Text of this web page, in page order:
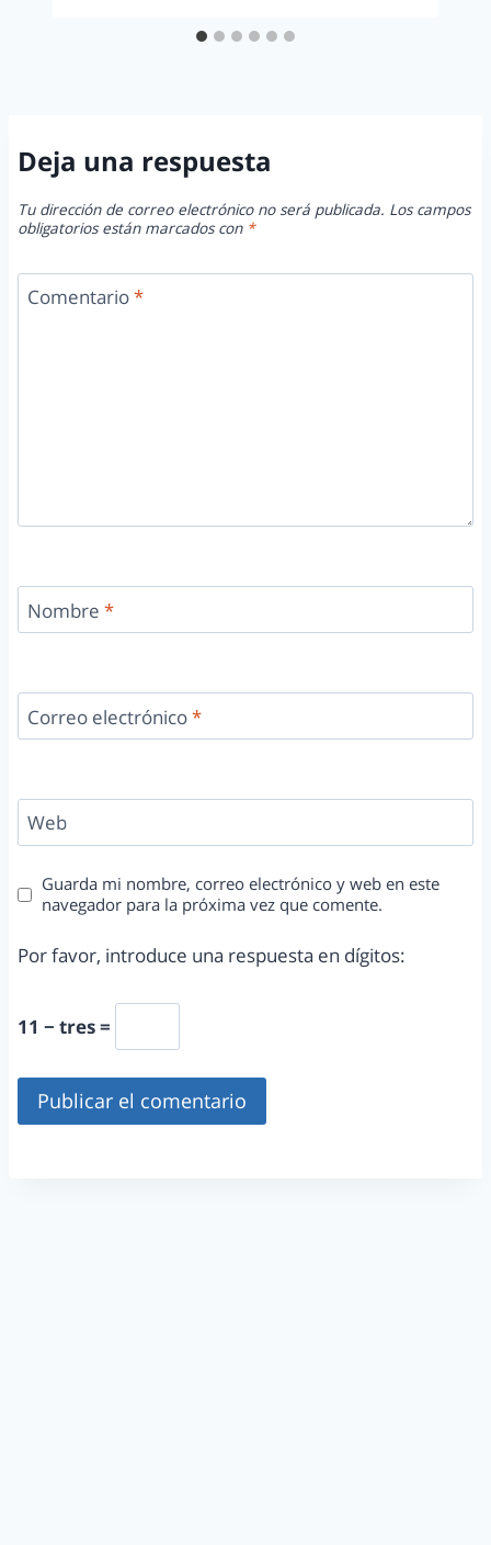
Deja una respuesta
Tu dirección de correo electrónico no será publicada. Los campos
obligatorios están marcados con *
Comentario*
Nombre *
Correo electrónico*
Web
Guarda mi nombre, correo electrónico y web en este
navegador para la próxima vez que comente.
Por favor, introduce una respuesta en dígitos:
11 − tres =